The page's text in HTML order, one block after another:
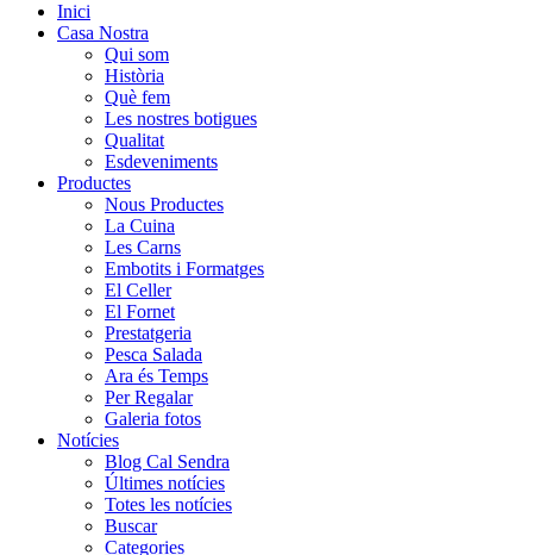
Inici
Casa Nostra
Qui som
Història
Què fem
Les nostres botigues
Qualitat
Esdeveniments
Productes
Nous Productes
La Cuina
Les Carns
Embotits i Formatges
El Celler
El Fornet
Prestatgeria
Pesca Salada
Ara és Temps
Per Regalar
Galeria fotos
Notícies
Blog Cal Sendra
Últimes notícies
Totes les notícies
Buscar
Categories